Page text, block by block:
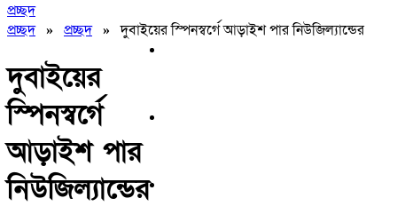
প্রচ্ছদ
প্রচ্ছদ» প্রচ্ছদ»দুবাইয়ের স্পিনস্বর্গে আড়াইশ পার নিউজিল্যান্ডের
দুবাইয়ের
স্পিনস্বর্গে
আড়াইশ পার
নিউজিল্যান্ডের